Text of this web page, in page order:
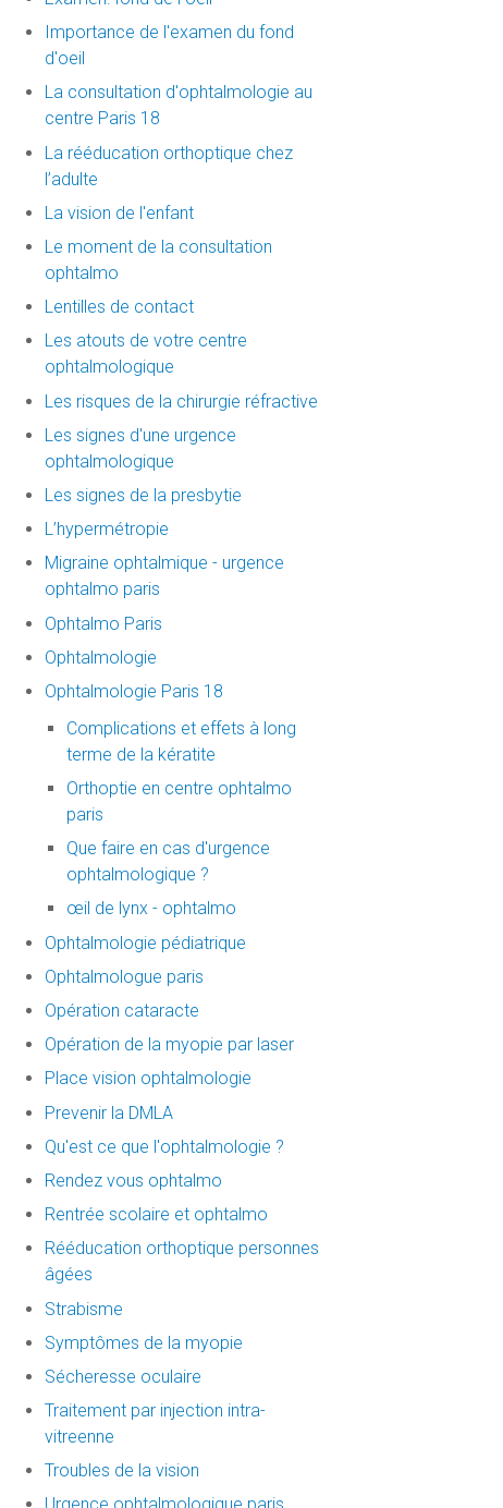
Importance de l'examen du fond
d'oeil
La consultation d'ophtalmologie au
centre Paris 18
La rééducation orthoptique chez
l’adulte
La vision de l'enfant
Le moment de la consultation
ophtalmo
Lentilles de contact
Les atouts de votre centre
ophtalmologique
Les risques de la chirurgie réfractive
Les signes d'une urgence
ophtalmologique
Les signes de la presbytie
L’hypermétropie
Migraine ophtalmique - urgence
ophtalmo paris
Ophtalmo Paris
Ophtalmologie
Ophtalmologie Paris 18
Complications et effets à long
terme de la kératite
Orthoptie en centre ophtalmo
paris
Que faire en cas d'urgence
ophtalmologique ?
œil de lynx - ophtalmo
Ophtalmologie pédiatrique
Ophtalmologue paris
Opération cataracte
Opération de la myopie par laser
Place vision ophtalmologie
Prevenir la DMLA
Qu'est ce que l'ophtalmologie ?
Rendez vous ophtalmo
Rentrée scolaire et ophtalmo
Rééducation orthoptique personnes
âgées
Strabisme
Symptômes de la myopie
Sécheresse oculaire
Traitement par injection intra-
vitreenne
Troubles de la vision